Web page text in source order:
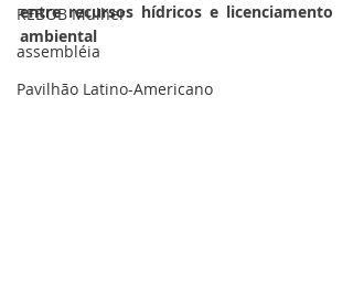
REBOB Mulher
assembléia
Pavilhão Latino-Americano
entre recursos hídricos e licenciamento
ambiental